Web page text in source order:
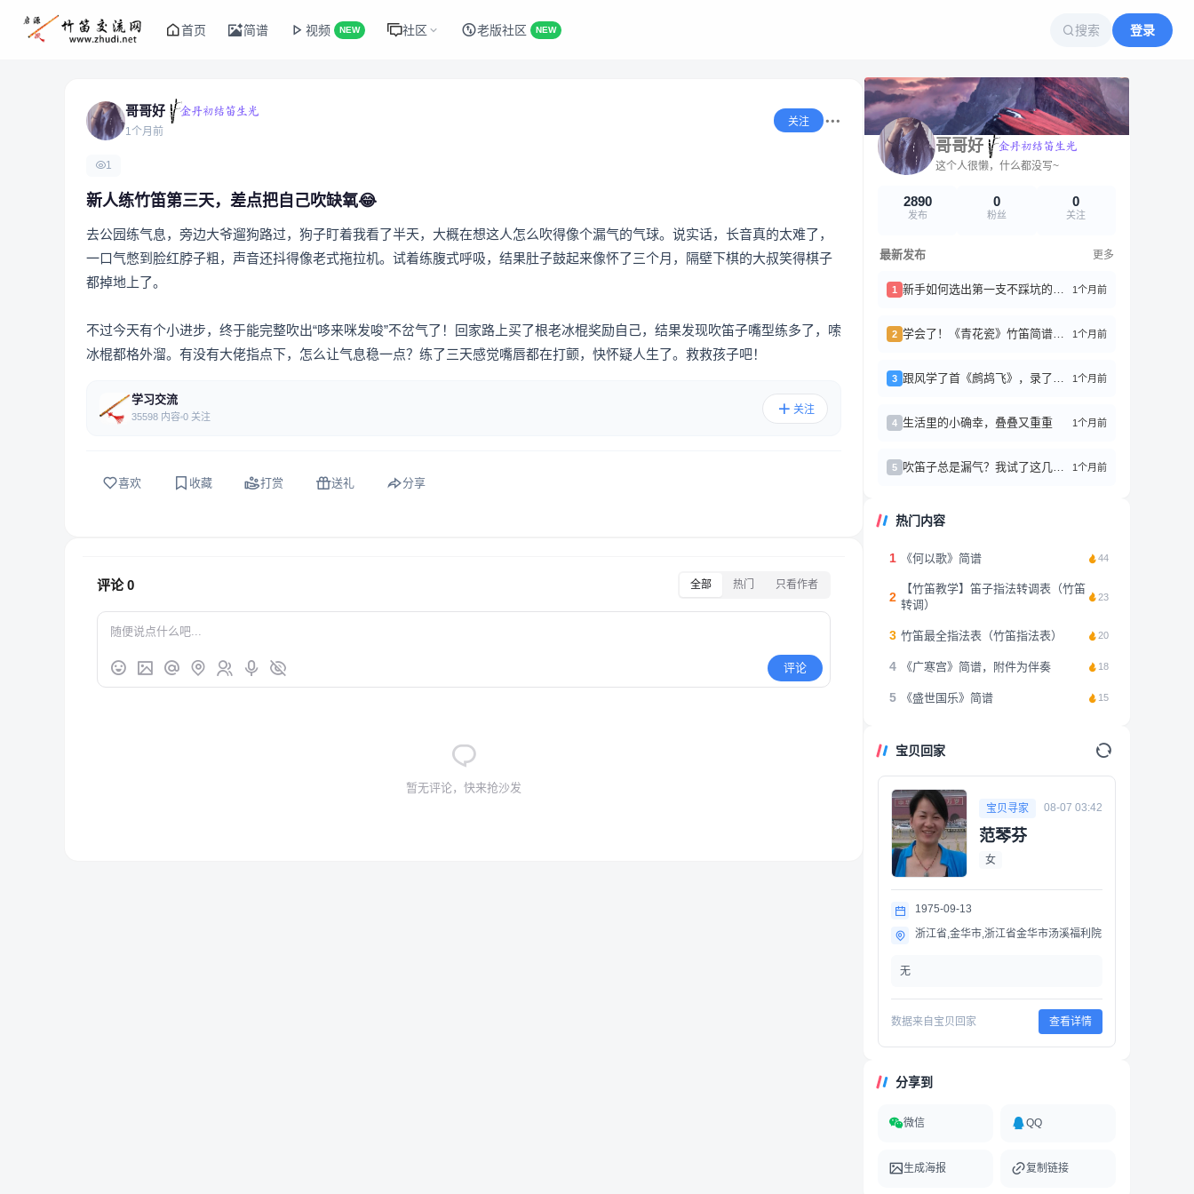
首页 简谱 视频 NEW 社区 老版社区 NEW 搜索 登录
哥哥好
1个月前
关注
1
新人练竹笛第三天，差点把自己吹缺氧😂
去公园练气息，旁边大爷遛狗路过，狗子盯着我看了半天，大概在想这人怎么吹得像个漏气的气球。说实话，长音真的太难了，
一口气憋到脸红脖子粗，声音还抖得像老式拖拉机。试着练腹式呼吸，结果肚子鼓起来像怀了三个月，隔壁下棋的大叔笑得棋子
都掉地上了。
不过今天有个小进步，终于能完整吹出“哆来咪发唆”不岔气了！回家路上买了根老冰棍奖励自己，结果发现吹笛子嘴型练多了，嗦
冰棍都格外溜。有没有大佬指点下，怎么让气息稳一点？练了三天感觉嘴唇都在打颤，快怀疑人生了。救救孩子吧！
学习交流
35598 内容 0 关注
关注
喜欢 收藏 打赏 送礼 分享
评论0 全部 热门 只看作者
评论
暂无评论，快来抢沙发
哥哥好
这个人很懒，什么都没写~
2890
发布
0
粉丝
0
关注
最新发布 更多
1 新手如何选出第一支不踩坑的竹笛？ 1个月前
2 学会了！《青花瓷》竹笛简谱分享 1个月前
3 跟风学了首《鹧鸪飞》，录了好几遍才稍微能听 1个月前
4 生活里的小确幸，叠叠又重重 1个月前
5 吹笛子总是漏气？我试了这几个方法真的有效！ 1个月前
热门内容
1 《何以歌》简谱 44
2
【竹笛教学】笛子指法转调表（竹笛
转调）
23
3 竹笛最全指法表（竹笛指法表） 20
4 《广寒宫》简谱，附件为伴奏 18
5 《盛世国乐》简谱 15
宝贝回家
宝贝寻家 08-07 03:42
范琴芬
女
1975-09-13
浙江省,金华市,浙江省金华市汤溪福利院
无
数据来自宝贝回家 查看详情
分享到
微信 QQ
生成海报 复制链接